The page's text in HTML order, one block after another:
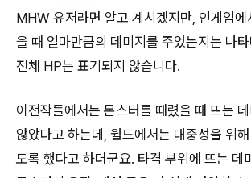
MHW 유저라면 알고 계시겠지만, 인게임에
을 때 얼마만큼의 데미지를 주었는지는 나
전체 HP는 표기되지 않습니다.
이전작들에서는 몬스터를 때렸을 때 뜨는
않았다고 하는데, 월드에서는 대중성을 위
도록 했다고 하더군요. 타격 부위에 뜨는 데